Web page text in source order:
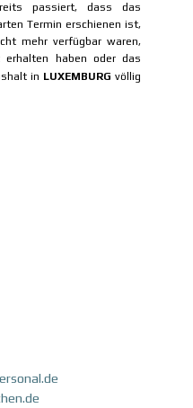
passiert, dass das
Termin erschienen ist,
mehr verfügbar waren,
haben oder das
in LUXEMBURG völlig